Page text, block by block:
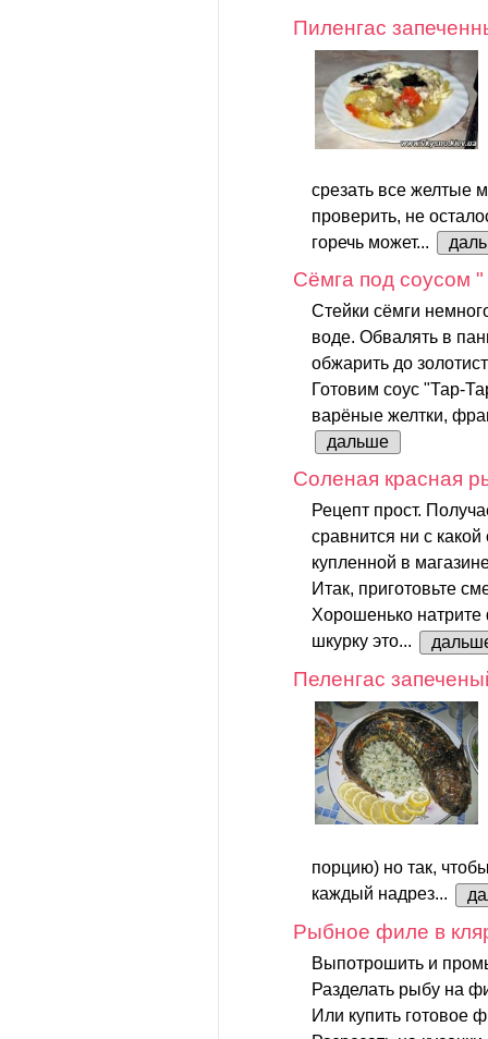
Пиленгас
срезать все желтые
проверить, не
горечь может...
Сёмга под соусом
Стейки сёмги
воде. Обвалять в
обжарить до
Готовим соус "Тар-
варёные желтки,
дальше
Соленая красная
Рецепт прост.
сравнится ни с
купленной в
Итак, приготовьте
Хорошенько
шкурку это...
Пеленгас
порцию) но так,
каждый надрез...
Рыбное филе в
Выпотрошить и
Разделать рыбу на
Или купить готовое